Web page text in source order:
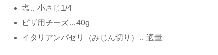
塩…小さじ1/4
ピザ用チーズ…40g
イタリアンパセリ（みじん切り）…適量